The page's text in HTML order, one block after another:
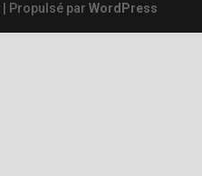
| Propulsé parWordPress